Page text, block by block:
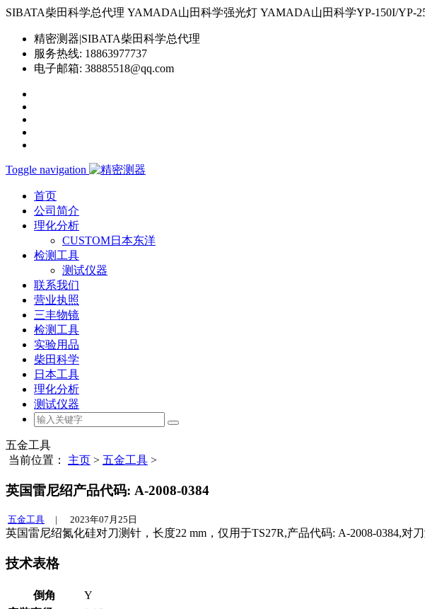
SIBATA柴田科学总代理 YAMADA山田科学强光灯 YAMADA山田科学YP-150I/YP-
精密测器|SIBATA柴田科学总代理
服务热线: 18863977737
电子邮箱: 38885518@qq.com
Toggle navigation
首页
公司简介
理化分析
CUSTOM日本东洋
检测工具
测试仪器
联系我们
营业执照
三丰物镜
检测工具
实验用品
柴田科学
日本工具
理化分析
测试仪器
五金工具
当前位置： 主页 > 五金工具 >
英国雷尼绍产品代码: A-2008-0384
五金工具 | 2023年07月25日
英国雷尼绍氮化硅对刀测针，长度22 mm，仅用于TS27R,产品代码: A-2008-0384,
技术表格
倒角
Y